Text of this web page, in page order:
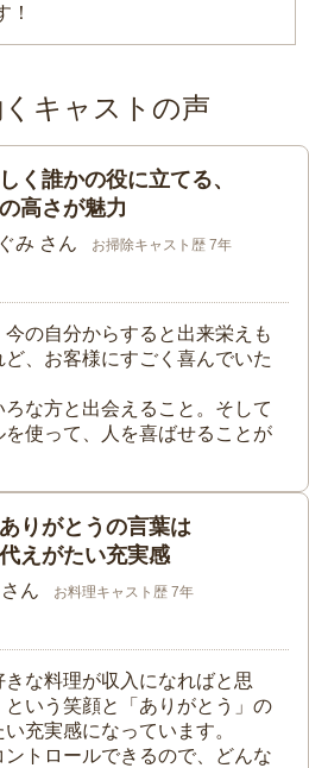
！
キャストの声
く誰かの役に立てる、
高さが魅力
み さん お掃除キャスト歴 7年
の自分からすると出来栄えも
、お客様にすごく喜んでいた
な方と出会えること。そして
使って、人を喜ばせることが
りがとうの言葉は
えがたい充実感
ん お料理キャスト歴 7年
な料理が収入になればと思
いう笑顔と「ありがとう」の
充実感になっています。
トロールできるので、どんな